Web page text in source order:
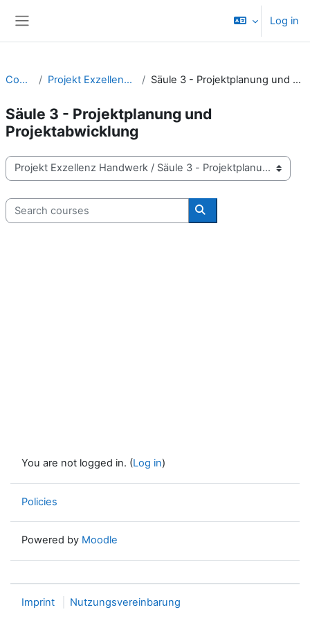
Log in
Courses Projekt Exzellenz Handwerk Säule 3 - Projektplanung und Projektabwicklung
Säule 3 - Projektplanung und
Projektabwicklung
Course categories
Search courses
Search courses
You are not logged in. (Log in)
Policies
Powered by Moodle
Imprint Nutzungsvereinbarung